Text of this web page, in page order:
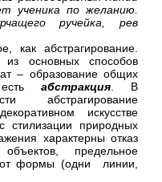
ученика по желанию.
ручейка, рев
абстрагирование.
основных способов
– образование общих
абстракция. В
абстрагирование
искусстве
стилизации природных
характерны отказ
предельное
формы (одни линии,